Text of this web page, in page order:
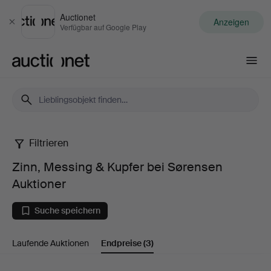
Schließen
Auctionet
Verfügbar auf Google Play Anzeigen
Zinn,
Messing
&
Kupfer
Filtrieren
Zinn, Messing & Kupfer bei Sørensen
Auktioner
Suche speichern
Laufende Auktionen Endpreise(3)